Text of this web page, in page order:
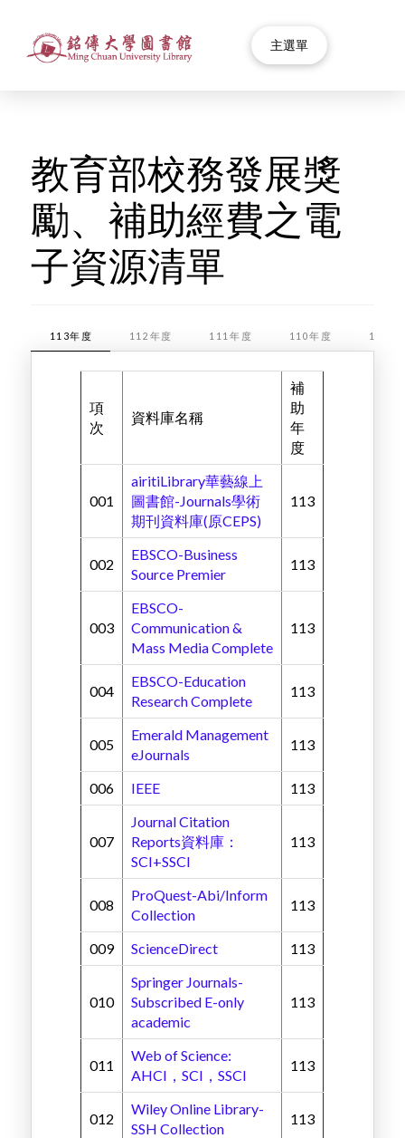
主選單
教育部校務發展獎
勵、補助經費之電
子資源清單
113年度 112年度 111年度 110年度 109年
項
次
資料庫名稱
補
助
年
度
001
airitiLibrary華藝線上
圖書館-Journals學術
期刊資料庫(原CEPS)
113
002
EBSCO-Business
Source Premier
113
003
EBSCO-
Communication &
Mass Media Complete
113
004
EBSCO-Education
Research Complete
113
005
Emerald Management
eJournals
113
006 IEEE 113
007
Journal Citation
Reports資料庫：
SCI+SSCI
113
008
ProQuest-Abi/Inform
Collection
113
009 ScienceDirect 113
010
Springer Journals-
Subscribed E-only
academic
113
011
Web of Science:
AHCI，SCI，SSCI
113
012
Wiley Online Library-
SSH Collection
113